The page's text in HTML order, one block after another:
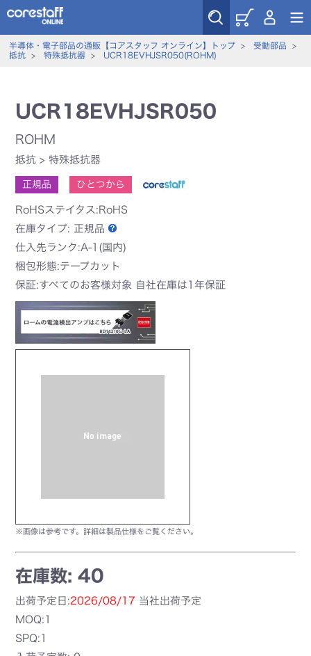
半導体・電子部品の通販【コアスタッフ オンライン】トップ> 受動部品 >
抵抗> 特殊抵抗器> UCR18EVHJSR050(ROHM)
UCR18EVHJSR050
ROHM
抵抗 >特殊抵抗器
正規品 ひとつから
RoHSステイタス:RoHS
在庫タイプ: 正規品
仕入先ランク:A-1(国内)
梱包形態:テープカット
保証:すべてのお客様対象 自社在庫は1年保証
※画像は参考です。詳細は製品仕様をご覧ください。
在庫数: 40
出荷予定日:2026/08/17 当社出荷予定
MOQ:1
SPQ:1